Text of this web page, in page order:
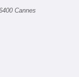
Cannes